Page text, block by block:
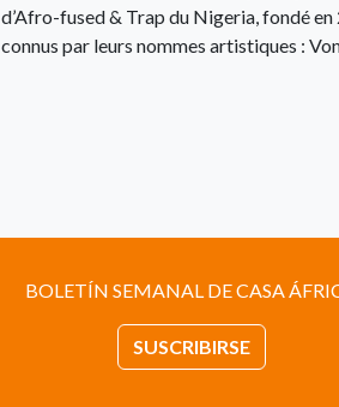
d’Afro-fused & Trap du Nigeria, fondé
connus par leurs nommes artistiques :
BOLETÍN SEMANAL DE CASA
SUSCRIBIRSE